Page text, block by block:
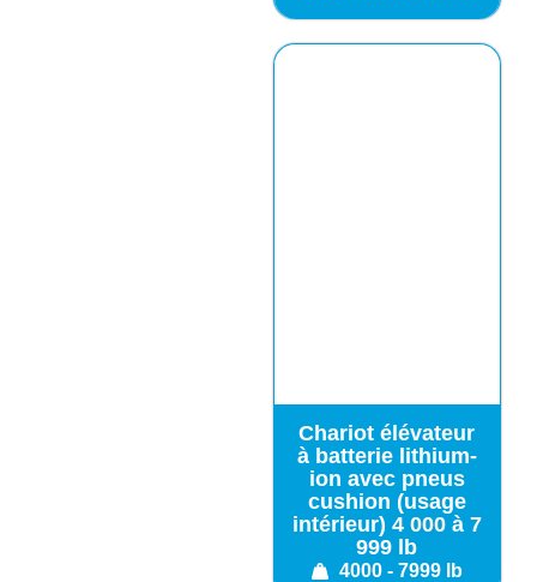
Chariot élévateur
à batterie lithium-
ion avec pneus
cushion (usage
intérieur) 4 000 à 7
999 lb
4000 - 7999 lb